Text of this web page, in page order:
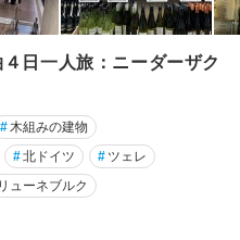
日一人旅：ニーダーザク
# 木組みの建物
#北ドイツ # ツェレ
リューネブルク